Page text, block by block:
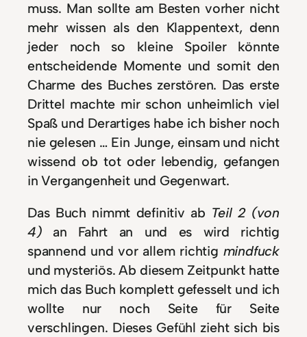
muss. Man sollte am Besten vorher nicht
mehr wissen als den Klappentext, denn
jeder noch so kleine Spoiler könnte
entscheidende Momente und somit den
Charme des Buches zerstören. Das erste
Drittel machte mir schon unheimlich viel
Spaß und Derartiges habe ich bisher noch
nie gelesen … Ein Junge, einsam und nicht
wissend ob tot oder lebendig, gefangen
in Vergangenheit und Gegenwart.
Das Buch nimmt definitiv ab Teil 2 (von
4) an Fahrt an und es wird richtig
spannend und vor allem richtig mindfuck
und mysteriös. Ab diesem Zeitpunkt hatte
mich das Buch komplett gefesselt und ich
wollte nur noch Seite für Seite
verschlingen. Dieses Gefühl zieht sich bis